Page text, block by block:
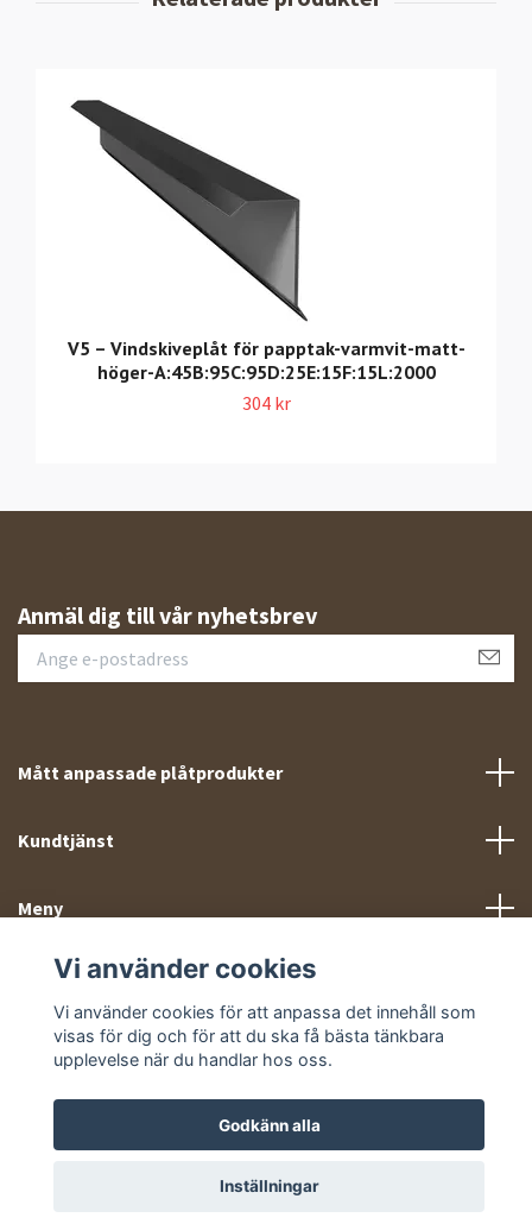
V5 – Vindskiveplåt för papptak-varmvit-matt-
höger-A:45B:95C:95D:25E:15F:15L:2000
304 kr
Anmäl dig till vår nyhetsbrev
Mått anpassade plåtprodukter
Kundtjänst
Meny
Sociala medier
Vi använder cookies
Vi använder cookies för att anpassa det innehåll som
visas för dig och för att du ska få bästa tänkbara
upplevelse när du handlar hos oss.
Godkänn alla
Inställningar